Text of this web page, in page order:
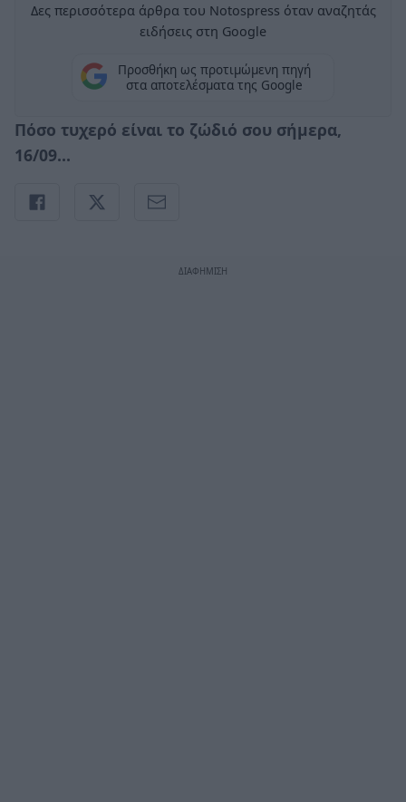
Δες περισσότερα άρθρα του Notospress όταν αναζητάς
ειδήσεις στη Google
Προσθήκη ως προτιμώμενη πηγή
στα αποτελέσματα της Google
Πόσο τυχερό είναι το ζώδιό σου σήμερα,
16/09...